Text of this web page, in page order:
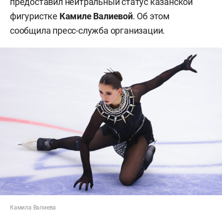
фигуристке Камиле Валиевой. Об этом
сообщила пресс-служба организации.
Камила Валиева